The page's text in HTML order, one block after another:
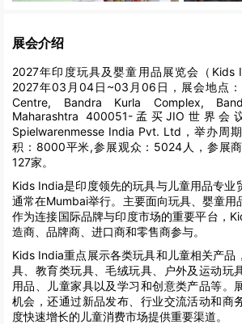
展会介绍
2027年印度玩具及婴童用品展览会（Kids
2027年03月04日~03月06日，展会地点
Centre, Bandra Kurla Complex,
Maharashtra 400051-孟买JIO世界会
Spielwarenmesse India Pvt. Ltd，举办周
积：8000平米,参展观众：5024人，参展
127家。
Kids India是印度领先的玩具与儿童用品专业
通常在Mumbai举行。主要面向玩具、婴童用
作为连接国际品牌与印度市场的重要平台，
造商、品牌商、进口商和零售商参与。
Kids India重点展示各类玩具和儿童相关产品
具、教育类玩具、毛绒玩具、户外及运动玩
用品、儿童家具以及学习和创意类产品等。
机会，还通过新品发布、行业交流活动和商
度快速增长的儿童消费市场提供重要渠道。